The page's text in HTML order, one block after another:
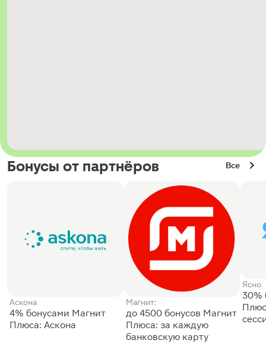
Бонусы от партнёров Все
Аскона
4% бонусами Магнит
Плюса: Аскона
Магнит:
до 4500 бонусов Магнит
Плюса: за каждую
банковскую карту
Ясно
30%